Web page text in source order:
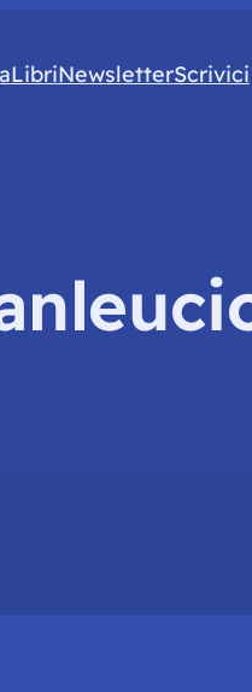
LibriNewsletterScrivici